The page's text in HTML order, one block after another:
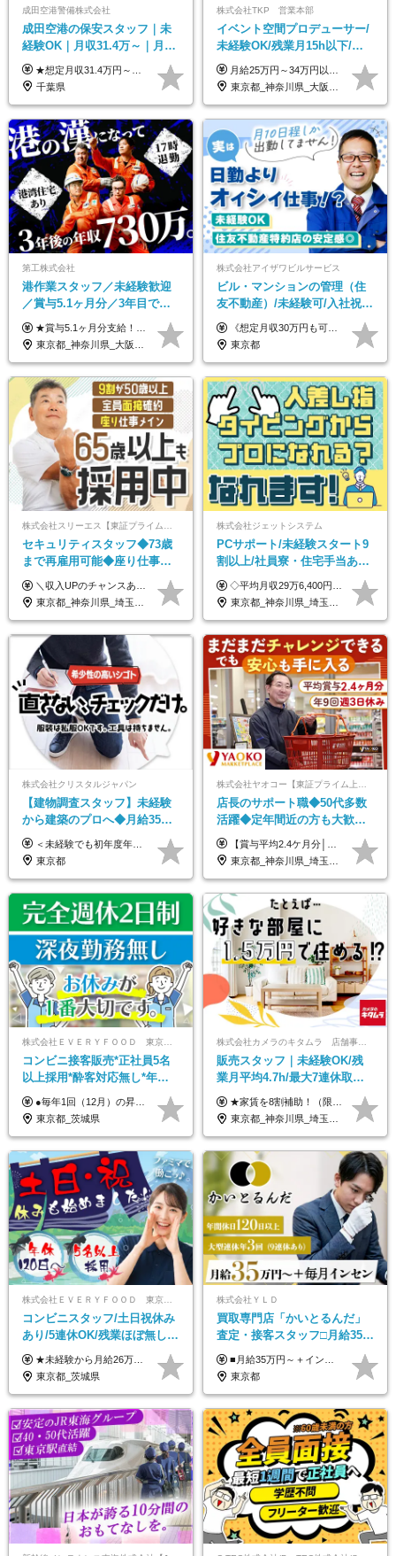
成田空港警備株式会社
成田空港の保安スタッフ｜未
経験OK｜月収31.4万～｜月
2.5万の単身寮｜住宅手当&家
族手当｜入社祝い金15万
★想定月収31.4万円～＋賞与年2回（59万円以上） ★入社お祝い金15万円支給 ★水道+光熱費無料の家賃がリーズナブルな社員寮(単身寮)あり！ ★住宅手当&家族手当あり 月給24万5000円以上(基本給21万1000円＋業務別手当35,000円)＋賞与年2回（賞与支給額：59万円以上を想定）＋残業代全額 ※みなし残業なし！残業代は全額支給します。 ※資格手当・深夜手当など、様々な手当をご用意しています。 ※入社お祝い金は１か月経過後、3ヶ月経過後、6ヶ月経過後に各5万円ずつ給与に加算して支給いたします。 ※指定の検定資格をお持ちの方には別途手当を支給します。入社後に取得した場合は給与に加算し支給します。 ・施設警備 1級7,000円 2級4,000円 ・交通誘導 1級7,000円 2級4,000円 ・雑踏警備 1級7,000円 2級4,000円 など
千葉県
株式会社TKP 営業本部
イベント空間プロデューサー/
未経験OK/残業月15h以下/豊
富な福利厚生/全国募集/平均有
給取得日数14.9日
月給25万円～34万円以上＋各種手当＋残業代＋賞与年2回（昨年度2～4ヶ月分） 初年度想定年収：350万円～ ＜クラス・経験別の月給目安＞ ■メンバークラス：月給25万円以上 ■店長やSVなどのマネジメント経験者：月給30万円～スタート可 ■リーダークラス：月給34万円以上 ※月給は配属エリア・経験・能力を考慮して決定します（前職の経験・収入をお聞かせください）。 ※上記にはみなし残業手当20～30時間分（メンバー：3万1134円以上、経験5年以上：5万2448円以上、リーダー：5万9441円以上）を含みます。 ※超過分は別途支給いたします。
東京都_神奈川県_大阪府_愛知県_北海道_宮城県_静岡県_京都府_広島県_福岡県
第工株式会社
港作業スタッフ／未経験歓迎
／賞与5.1ヶ月分／3年目で年
収730万円も可／食事手当あり
／年休120日以上
★賞与5.1ヶ月分支給！ ★入社3年目・30代で年収730万円の先輩も活躍中！ ★入社1年目・20代で月収29万円の実績あり 月給：22.5万円～30.5万円＋各種手当＋賞与年2回＋残業代全額支給 ※経験・能力などを考慮のうえ決定します ※上記月給には食事手当(5000円／月）を含みます ※残業代は分単位で100％支給いたします ※試用期間3ヶ月。その間の給与・待遇に差異はありません 【月収例】 ◆33.5万円／31歳 入社7か月 ◆38.5万円／32歳 入社1年目 ◆48.4万円／44歳 入社12年目 ※経験・能力などを考慮のうえ決定 ※月収・給与例には休日手当も含みます 【手当詳細】 ◆交通費規定支給（上限3万5000円／月） ◆時間外手当全額支給 ◆休日出勤手当 ◆港湾住宅あり（1R・2万円台～） ◆資格取得支援制度：全額負担 ◆地域手当：関東地区1万円／月
東京都_神奈川県_大阪府_愛知県_兵庫県
株式会社アイザワビルサービス
ビル・マンションの管理（住
友不動産）/未経験可/入社祝い
金10万円/月収30万円可/40～
50代活躍/S102
《想定月収30万円も可能！/想定年収380万円》 ■月給24万5000円以上＋賞与年2回(2カ月/2025年実績)＋時間外手当＋資格手当＋役職手当＋交通費 ………… ≪昇給、賞与、および各種諸手当について≫ ◇入社お祝い金（10万円 ※3カ月精勤後支給） ◇昇給/年1回 ◇賞与/年2回(2カ月/2025年実績) ◇時間外手当 ◇資格手当 └・ビル設備管理技能士1級（1万円/月） ・ビル設備管理技能士2級（5000円/月） ・建築物環境衛生管理技術者（1万円/月） ・防火管理技能者（3000円/月） ・消防設備士乙4類（3000円/月） 他 ◇役職手当 └・班長/サブリーダー/リーダー（5000円～2万円/月） ◇物件手当（最大2万円 ※物件により異なる） ◇退職金あり ※経験・年齢・能力を考慮した上、当社規定により優遇いたします。 ※3カ月の試用期間あり。その間の給与や福利厚生に差異はありません。 《モデル年収》 ・入社1年/35歳：年収380万円 ・入社3年/38歳：年収400万円
東京都
株式会社スリーエス【東証プライム上場グループ】
セキュリティスタッフ◆73歳
まで再雇用可能◆座り仕事中
心◆東証プライム上場G◆応
募者全員面接◆賞与年2回
＼収入UPのチャンスあり◎昇給も可能です！／ ◆正社員 月給(地域による）＋グレード手当、深夜手当、残業代（全額支給）等の各種手当＋賞与年2回 ＜東京都／神奈川県（横浜市）＞ 月給21万4000円～27万円 ＜埼玉県／千葉県＞ 月給19万90000円～25万1000円 ＜栃木県／茨城県／山梨県＞ 月給18万4000円～23万6000円 【試用期間】 正社員：3ヵ月 アルバイト：なし ※試用期間と本採用後の給与・待遇に差異はありません ※グレード手当、深夜手当の詳細額は面接にてご案内させていただきます ※正社員は60歳定年のため、60代の方は嘱託社員での採用です。給与条件は嘱託給与となり、退職金と賞与がありません ＼正社員は「グレード認定制」という評価あり！制度勤続年数等に応じて入社時から手当を支給／ ◆グレードI：＋2000円（入社時～） ◆グレードII：＋5000円（在籍1年以上＆当社基準に当てはまる方） ◆グレードIII：＋1万円（社内試験の合格者） ◆アルバイト・パート 東京都:時給1226円 神奈川県:時給1225円 千葉県：時給1140円 埼玉県:時給1141円 栃木県:1068円 茨城県:1074円 山梨県:1052円
東京都_神奈川県_埼玉県_千葉県_茨城県_栃木県_山梨県
株式会社ジェットシステム
PCサポート/未経験スタート9
割以上/社員寮・住宅手当あり/
正社員デビューOK/20代～30
代活躍中/全国募集
◇平均月収29万6,400円(各種手当含む) ◇住宅手当⇒最大家賃の半額支給 ◇賞与年2回支給 ■月給22万5,000円以上＋地域手当＋時間外手当＋住宅手当＋家族手当 ※経験やスキルに応じて給与を決定します ※試用期間2ヶ月あり（期間内は時給1,060円以上となります） └地域により上がる可能性があり／例：東京都時給1,370円 └その他待遇に差異なし ＜モデル月収例＞ 1年目：296,400円 3年目：320,000円 【固定残業代について】 なし（残業代は、実際の労働時間に応じて別途全額支給）
東京都_神奈川県_埼玉県_千葉県_大阪府_愛知県_北海道_青森県_岩手県_宮城県_秋田県_山形県_福島県_茨城県_群馬県_新潟県_山梨県_長野県_富山県_石川県_静岡県_岐阜県_三重県_兵庫県_京都府_滋賀県_奈良県_和歌山県_広島県_岡山県_鳥取県_島根県_山口県_徳島県_香川県_愛媛県_高知県_福岡県_熊本県_佐賀県_長崎県_大分県_宮崎県_沖縄県
株式会社クリスタルジャパン
【建物調査スタッフ】未経験
から建築のプロへ◆月給35万
円～＋賞与年2回◆官公庁・
UR直取引◆残業月10h
＜未経験でも初年度年収490万円～＞ ◆月給35万円～65万円＋賞与年2回（7月・12月） 【なぜ未経験に35万円を払えるのか】 UR都市機構様・日本郵政様・官公庁との直取引で中間マージンがなく、修繕・緊急対応だけで年4,000～5,000件。仕事が途切れない基盤があるため、調査を担う人材に相応の給与を支払えます。 【昇給について】 年齢や社歴ではなく、成長と貢献に応じて昇給する仕組みです。1回の昇給で年収100万円UPした社員もいます。 ※経験・スキルに応じて加給・優遇いたします ※試用期間3ヶ月（その間の給与・待遇に差異はありません） ※上記月給には、固定残業代（月45時間分／8.8万円～16.5万円）を含みます。超過分は別途全額支給します ※実際の残業は月平均10時間程度です。固定残業代は残業の有無にかかわらず全額支給します 【固定残業代について】 固定残業45時間分（88,000円～165,000円）を含む ※超過分は別途全額支給
東京都
店長のサポート職◆50代多数
活躍◆定年間近の方も大歓
迎！◆出勤はお昼から◆平均
賞与2.4ヶ月分◆残業少なめ
【賞与平均2.4ケ月分│決算賞与も20年以上連続で支給中！】 ＜月収例＞ 月収29万円（地域限定正社員／残業代・各種手当含む） 月収26万円（契約社員／残業代・各種手当含む） ◆月給：月給258,400円～361,500円＋残業代＋各種手当 ※給与は前職での経験、スキルを考慮し、決定します ※残業代は全額支給します ※契約社員としてご入社いただく方は、賞与額に差異あり。詳細は面接でお話しします ※試用期間3ヶ月あり。条件に変更はありません ※契約社員の場合：契約期間12カ月（更新あり） ※60歳未満でご入社いただいた方も、60歳になったタイミングで雇用形態は契約社員に切り替えとなります。
東京都_神奈川県_埼玉県_千葉県_茨城県_栃木県_群馬県
株式会社ＥＶＥＲＹＦＯＯＤ 東京本社
コンビニ接客販売*正社員5名
以上採用*酔客対応無し*年休
120日～*創業59年の安定基盤*
コンビニ経験者優遇
●毎年1回（12月）の昇給で給与にしっかり反映！ ●賞与年2回あり（6月・12月） 月給26万円＋賞与年2回＋交通費全額支給 役職の有無にかかわらず、日々の頑張りは正当に評価します！ リーダー・店長昇格後は等級に合わせて給与UP＋役職手当があるので、 納得感を持って働くことができます◎ ※経験・スキルを考慮の上、決定します ※上記金額には固定残業代（21時間分・3万7300円以上）を含みます。超過分は別途全額支給します ※試用期間3ヶ月間あり（期間中の給与・待遇に差異はありません）
東京都_茨城県
販売スタッフ｜未経験OK/残
業月平均4.7h/最大7連休取得
可/全国募集/家賃8割を会社が
負担/賞与年2回
★家賃を8割補助！（限度額は地域により異なる） ※転勤による引っ越しが発生する場合 ＝＝＝＝＝＝＝＝＝＝＝＝＝＝＝＝＝＝＝＝＝＝＝ 例えば、家賃7.5万円なら6万円は会社で負担。 あなたが支払うのは、たったの1.5万円です！ 年間では自己負担額が約72万ほどお得になります！ ＝＝＝＝＝＝＝＝＝＝＝＝＝＝＝＝＝＝＝＝＝＝＝ 月給22万8,700円～26万3,100円＋賞与年2回（初回の支給は当社規定による）＋残業手当 ＜実際の給与例＞ *24歳:月給23万4,700円＋賞与年2回（初回の支給は当社規定による）＋残業手当＋諸手当 ※上記はあくまで参考月給です。ご経歴・年齢を考慮し、当社規定により決定します ※評価により昇給あり ※残業代は別途支給あり ※試用期間2ヶ月あり（期間中の給与・待遇に差異はありません） 【実在する社員の年収モデル】 年収530万円（30歳） 年収820万円（40歳） 【入社時の想定年収】 330万円～900万円
東京都_神奈川県_埼玉県_千葉県_大阪府_愛知県_北海道_青森県_宮城県_秋田県_山形県_茨城県_群馬県_新潟県_長野県_富山県_静岡県_三重県_兵庫県_京都府_広島県_岡山県_鳥取県_山口県_徳島県_香川県_愛媛県_福岡県_熊本県_佐賀県_長崎県_大分県_宮崎県_鹿児島県
株式会社ＥＶＥＲＹＦＯＯＤ 東京本社
コンビニスタッフ/土日祝休み
あり/5連休OK/残業ほぼ無し/
賞与年2回/トイレ掃除・夜勤
無し/面接1回
★未経験から月給26万円スタート！ ★毎年1回（12月）の昇給＋賞与（年2回）で給与にしっかり反映！ 月給26万円＋賞与年2回＋交通費全額支給 ※リーダー・店長昇格後は基本給2万円UP＋役職手当支給 ※経験・スキルを考慮の上、決定します ※上記金額には固定残業代（21時間分・3万7300円以上）を含みます。超過分は別途全額支給します ※試用期間3ヶ月間あり（期間中の給与・待遇に差異はありません）
東京都_茨城県
株式会社ＹＬＤ
買取専⾨店「かいとるんだ」
査定・接客スタッフ□⽉給35万
円以上＋毎⽉インセン□年休
120日以上□土日休み
■月給35万円～＋インセンティブ＋各種手当 ※固定残業代（月45時間分87,600円～）を含む。超過した場合は別途残業代を支給いたします ※経験・年齢などを考慮の上、決定します ※試用期間3ヶ月あり（待遇に変動なし）
東京都